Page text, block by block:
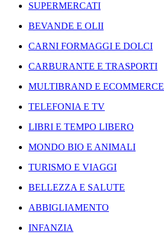
SUPERMERCATI
BEVANDE E OLII
CARNI FORMAGGI E DOLCI
CARBURANTE E TRASPORTI
MULTIBRAND E ECOMMERCE
TELEFONIA E TV
LIBRI E TEMPO LIBERO
MONDO BIO E ANIMALI
TURISMO E VIAGGI
BELLEZZA E SALUTE
ABBIGLIAMENTO
INFANZIA